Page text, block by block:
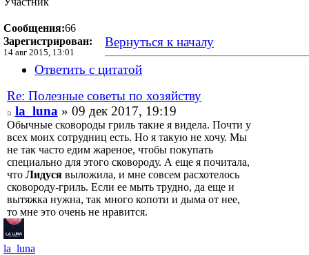
Сообщения:66
Зарегистрирован:
14 авг 2015, 13:01
Вернуться к началу
Ответить с цитатой
Re: Полезные советы по хозяйству
la_luna » 09 дек 2017, 19:19
Обычные сковороды гриль такие я видела. Почти у
всех моих сотрудниц есть. Но я такую не хочу. Мы
не так часто едим жареное, чтобы покупать
специально для этого сковороду. А еще я почитала,
что Лидуся выложила, и мне совсем расхотелось
сковороду-гриль. Если ее мыть трудно, да еще и
вытяжка нужна, так много копоти и дыма от нее,
то мне это очень не нравится.
la_luna